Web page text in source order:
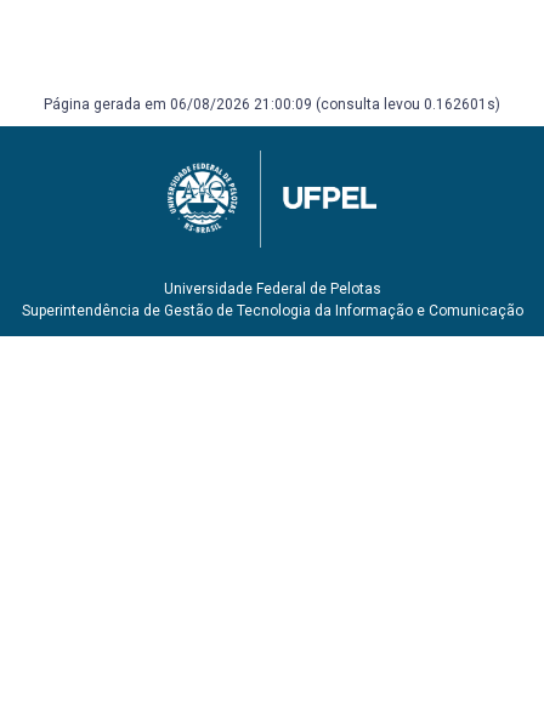
Página gerada em 06/08/2026 21:00:09 (consulta levou 0.162601s)
Universidade Federal de Pelotas
Superintendência de Gestão de Tecnologia da Informação e Comunicação